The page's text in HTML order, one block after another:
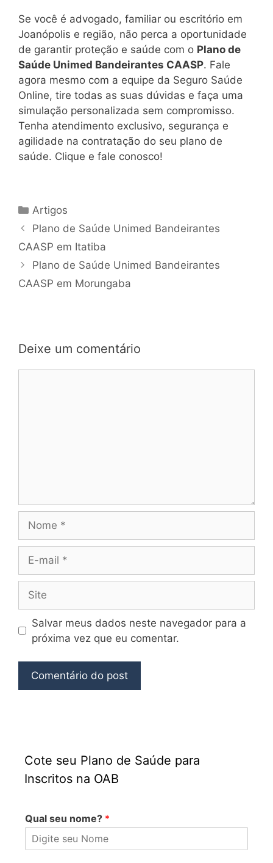
Se você é advogado, familiar ou escritório em
Joanópolis e região, não perca a oportunidade
de garantir proteção e saúde com o Plano de
Saúde Unimed Bandeirantes CAASP. Fale
agora mesmo com a equipe da Seguro Saúde
Online, tire todas as suas dúvidas e faça uma
simulação personalizada sem compromisso.
Tenha atendimento exclusivo, segurança e
agilidade na contratação do seu plano de
saúde. Clique e fale conosco!
Artigos
Plano de Saúde Unimed Bandeirantes
CAASP em Itatiba
Plano de Saúde Unimed Bandeirantes
CAASP em Morungaba
Deixe um comentário
Salvar meus dados neste navegador para a
próxima vez que eu comentar.
Cote seu Plano de Saúde para
Inscritos na OAB
Qual seu nome? *